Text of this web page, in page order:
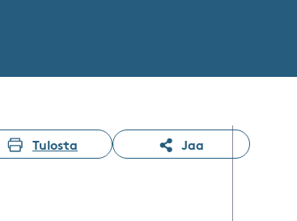
Tulosta Jaa